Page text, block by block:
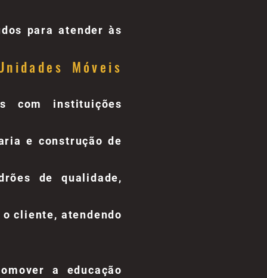
para atender às
Móveis
com instituições
e construção de
de qualidade,
cliente, atendendo
a educação